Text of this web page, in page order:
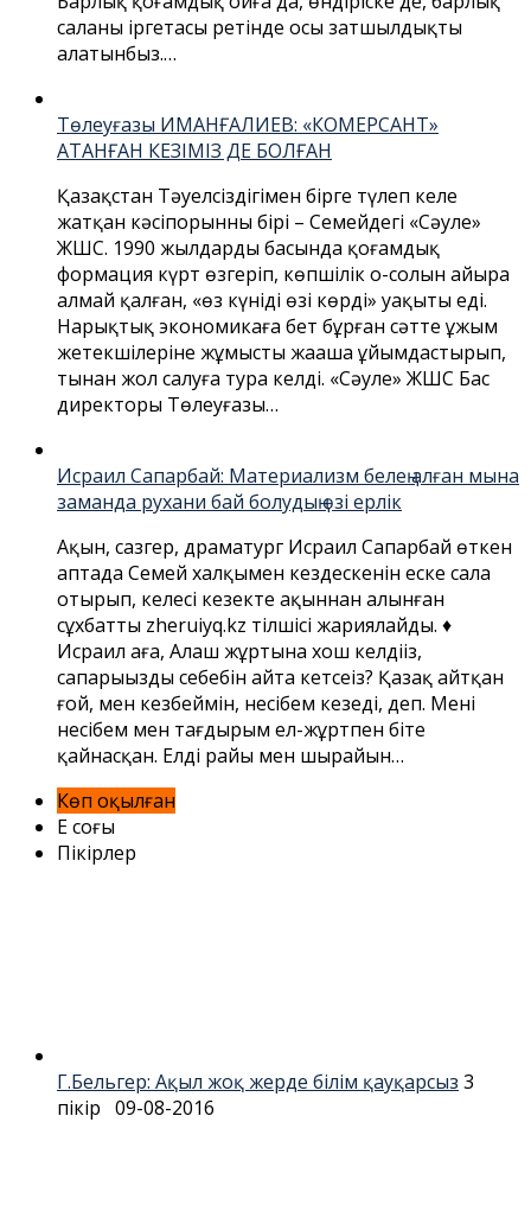
саланың іргетасы ретінде осы затшылдықты
алатынбыз.…
Төлеуғазы ИМАНҒАЛИЕВ: «КОМЕРСАНТ»
АТАНҒАН КЕЗІМІЗ ДЕ БОЛҒАН
Қазақстан Тәуелсіздігімен бірге түлеп келе
жатқан кәсіпорынның бірі – Семейдегі «Сәуле»
ЖШС. 1990 жылдардың басында қоғамдық
формация күрт өзгеріп, көпшілік оң-солын айыра
алмай қалған, «өз күніңді өзің көрдің» уақыты еді.
Нарықтық экономикаға бет бұрған сәтте ұжым
жетекшілеріне жұмысты жаңаша ұйымдастырып,
тыңнан жол салуға тура келді. «Сәуле» ЖШС Бас
директоры Төлеуғазы…
Исраил Сапарбай: Материализм белең алған мына
заманда рухани бай болудың өзі ерлік
Ақын, сазгер, драматург Исраил Сапарбай өткен
аптада Семей халқымен кездескенін еске сала
отырып, келесі кезекте ақыннан алынған
сұхбатты zheruiyq.kz тілшісі жариялайды. ♦
Исраил аға, Алаш жұртына хош келдіңіз,
сапарыңыздың себебін айта кетсеңіз? Қазақ айтқан
ғой, мен кезбеймін, несібем кезеді, деп. Менің
несібем мен тағдырым ел-жұртпен біте
қайнасқан. Елдің райы мен шырайын…
Көп оқылған
Ең соңғы
Пікірлер
Г.Бельгер: Ақыл жоқ жерде білім қауқарсыз 3
пікір 09-08-2016